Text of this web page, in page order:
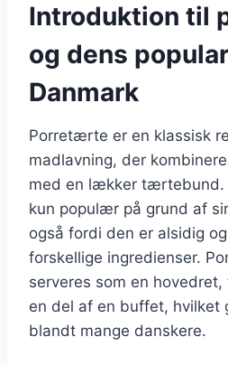
Introduktion til
og dens
Danmark
Porretærte er en klassisk
madlavning, der
med en lækker tærtebund.
kun populær på grund af
også fordi den er alsidig
forskellige ingredienser.
serveres som en
en del af en buffet, hvilket
blandt mange danskere.